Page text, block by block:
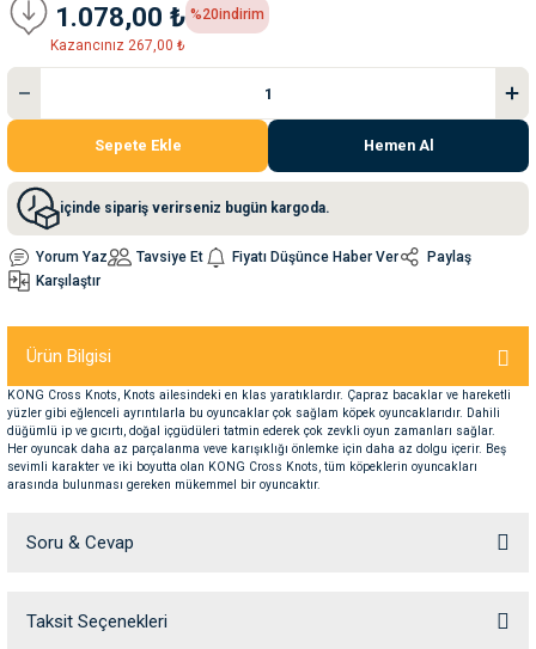
Su Kabları
Kemikleri
1.078,00 ₺
Kazancınız 267,00 ₺
%20indirim
Sepete Ekle Hemen Al
içinde sipariş verirseniz bugün kargoda.
Yorum Yaz Tavsiye Et Fiyatı Düşünce Haber Ver
Paylaş
Karşılaştır
Ürün Bilgisi
KONG Cross Knots, Knots ailesindeki en klas yaratıklardır. Çapraz bacaklar ve hareketli
yüzler gibi eğlenceli ayrıntılarla bu oyuncaklar çok sağlam köpek oyuncaklarıdır. Dahili
düğümlü ip ve gıcırtı, doğal içgüdüleri tatmin ederek çok zevkli oyun zamanları sağlar.
Her oyuncak daha az parçalanma veve karışıklığı önlemke için daha az dolgu içerir. Beş
sevimli karakter ve iki boyutta olan KONG Cross Knots, tüm köpeklerin oyuncakları
arasında bulunması gereken mükemmel bir oyuncaktır.
Soru & Cevap
Ürün hakkında henüz soru sorulmamış.
Taksit Seçenekleri